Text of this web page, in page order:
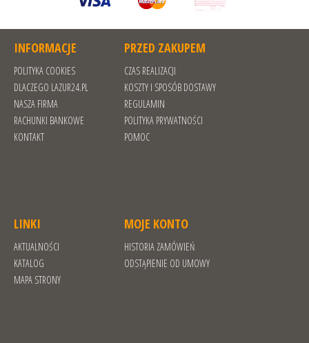
INFORMACJE
POLITYKA COOKIES
DLACZEGO LAZUR24.PL
NASZA FIRMA
RACHUNKI BANKOWE
KONTAKT
PRZED ZAKUPEM
CZAS REALIZACJI
KOSZTY I SPOSÓB DOSTAWY
REGULAMIN
POLITYKA PRYWATNOŚCI
POMOC
LINKI
AKTUALNOŚCI
KATALOG
MAPA STRONY
MOJE KONTO
HISTORIA ZAMÓWIEŃ
ODSTĄPIENIE OD UMOWY